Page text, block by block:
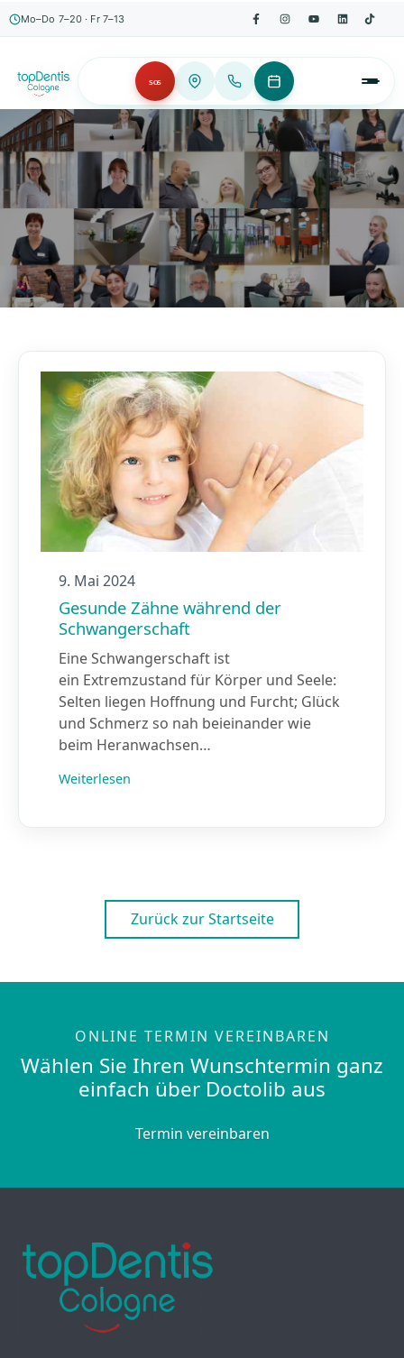
Mo–Do 7–20 · Fr 7–13
SOS
Unser Blog
9. Mai 2024
Gesunde Zähne während der
Schwangerschaft
Eine Schwangerschaft ist
ein Extremzustand für Körper und Seele:
Selten liegen Hoffnung und Furcht; Glück
und Schmerz so nah beieinander wie
beim Heranwachsen…
Weiterlesen
Zurück zur Startseite
ONLINE TERMIN VEREINBAREN
Wählen Sie Ihren Wunschtermin ganz
einfach über Doctolib aus
Termin vereinbaren